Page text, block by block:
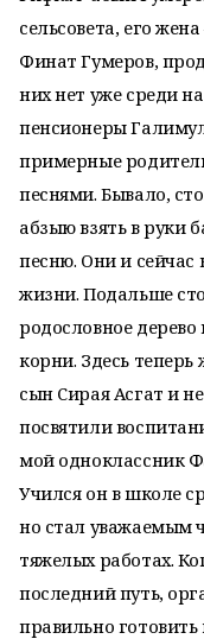
сельсовета, его
Финат Гумеров,
них нет уже среди
пенсионеры
примерные
песнями. Бывало,
абзыю взять в руки
песню. Они и сейчас
жизни. Подальше
родословное
корни. Здесь теперь
сын Сирая Асгат и
посвятили
мой одноклассник
Учился он в школе
но стал уважаемым
тяжелых работах.
последний путь,
правильно